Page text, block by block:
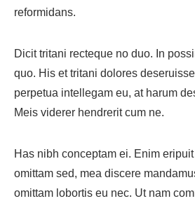
reformidans.
Dicit tritani recteque no duo. In
quo. His et tritani dolores
perpetua intellegam eu, at harum
Meis viderer hendrerit cum ne.
Has nibh conceptam ei. Enim
omittam sed, mea discere
omittam lobortis eu nec. Ut nam